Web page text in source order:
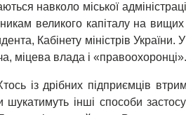
навколо міської
великого капіталу на
Кабінету міністрів України.
міцева влада і «правоохоронці».
із дрібних підприємців
шукатимуть інші способи